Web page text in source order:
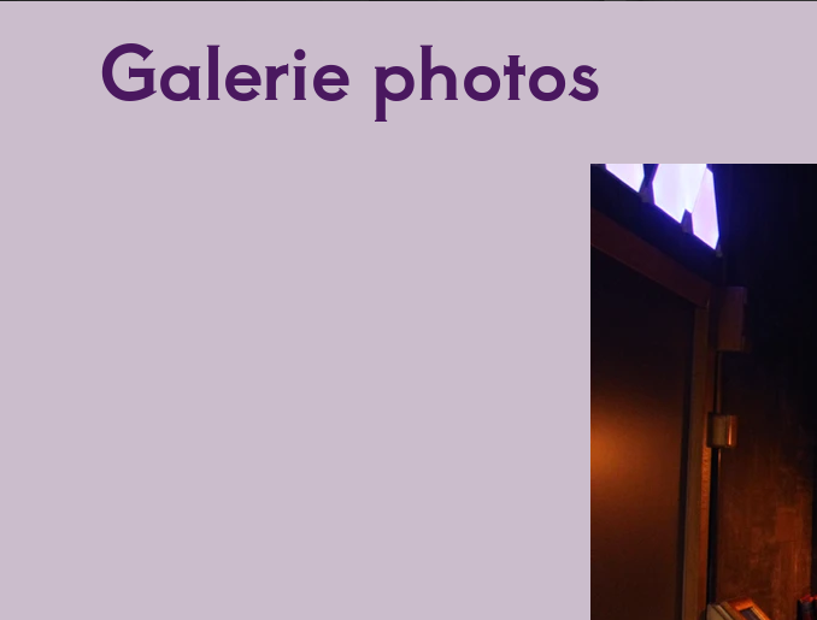
Galerie photos